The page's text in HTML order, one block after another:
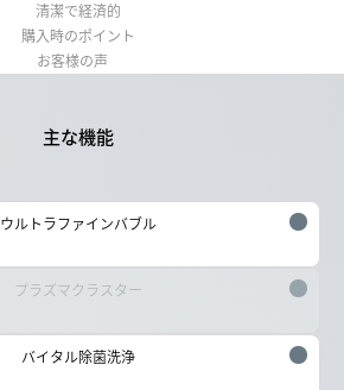
清潔で経済的
購入時のポイント
お客様の声
主な機能
ウルトラファインバブル
プラズマクラスター
バイタル除菌洗浄